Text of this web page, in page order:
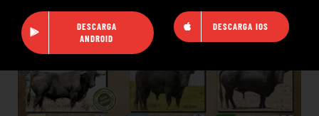
DESCARGA
ANDROID
DESCARGA IOS